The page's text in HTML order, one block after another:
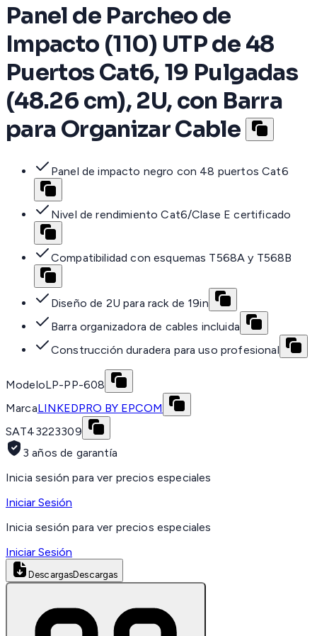
Panel de Parcheo de
Impacto (110) UTP de 48
Puertos Cat6, 19 Pulgadas
(48.26 cm), 2U, con Barra
para Organizar Cable
Panel de impacto negro con 48 puertos Cat6
Nivel de rendimiento Cat6/Clase E certificado
Compatibilidad con esquemas T568A y T568B
Diseño de 2U para rack de 19in
Barra organizadora de cables incluida
Construcción duradera para uso profesional
ModeloLP-PP-608
MarcaLINKEDPRO BY EPCOM
SAT43223309
3 años de garantía
Inicia sesión para ver precios especiales
Iniciar Sesión
Inicia sesión para ver precios especiales
Iniciar Sesión
DescargasDescargas